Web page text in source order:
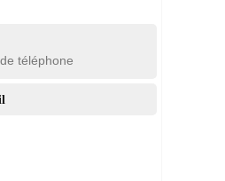
téléphone